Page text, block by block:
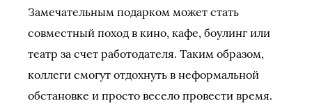
Замечательным подарком может стать
совместный поход в кино, кафе, боулинг или
театр за счет работодателя. Таким образом,
коллеги смогут отдохнуть в неформальной
обстановке и просто весело провести время.